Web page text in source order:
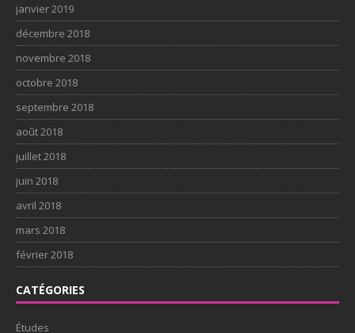
janvier 2019
décembre 2018
novembre 2018
octobre 2018
septembre 2018
août 2018
juillet 2018
juin 2018
avril 2018
mars 2018
février 2018
CATÉGORIES
Études